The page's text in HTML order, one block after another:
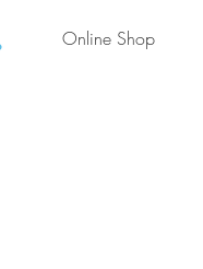
Online Shop